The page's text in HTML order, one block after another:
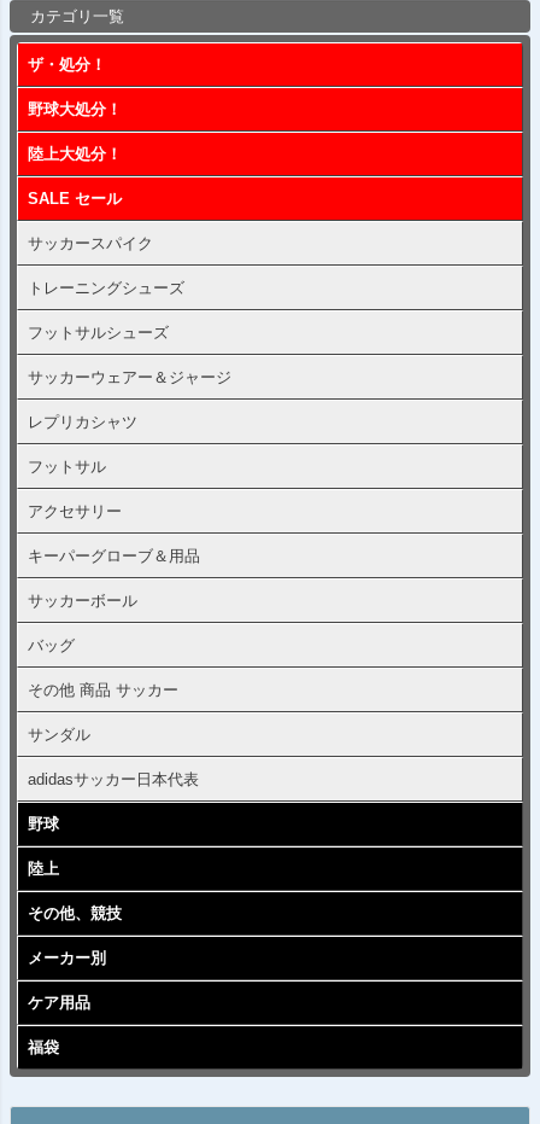
カテゴリ一覧
ザ・処分！
野球大処分！
陸上大処分！
SALE セール
サッカースパイク
トレーニングシューズ
フットサルシューズ
サッカーウェアー＆ジャージ
レプリカシャツ
フットサル
アクセサリー
キーパーグローブ＆用品
サッカーボール
バッグ
その他 商品 サッカー
サンダル
adidasサッカー日本代表
野球
陸上
その他、競技
メーカー別
ケア用品
福袋
ップ